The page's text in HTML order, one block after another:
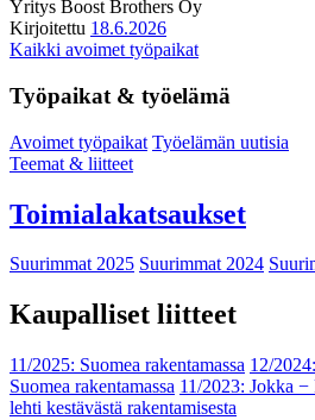
Yritys Boost Brothers Oy
Kirjoitettu 18.6.2026
Kaikki avoimet työpaikat
Työpaikat & työelämä
Avoimet työpaikat Työelämän uutisia
Teemat & liitteet
Toimialakatsaukset
Suurimmat 2025 Suurimmat 2024
Kaupalliset liitteet
11/2025: Suomea rakentamassa 12/
Suomea rakentamassa 11/2023: Jokka −
lehti kestävästä rakentamisesta